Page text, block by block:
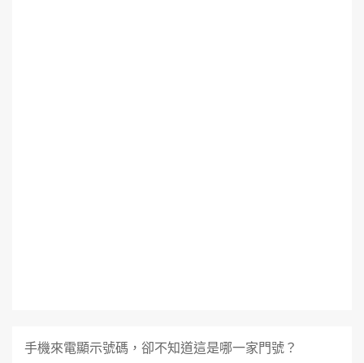
手機來電顯示號碼，卻不知道這是哪一家門號？